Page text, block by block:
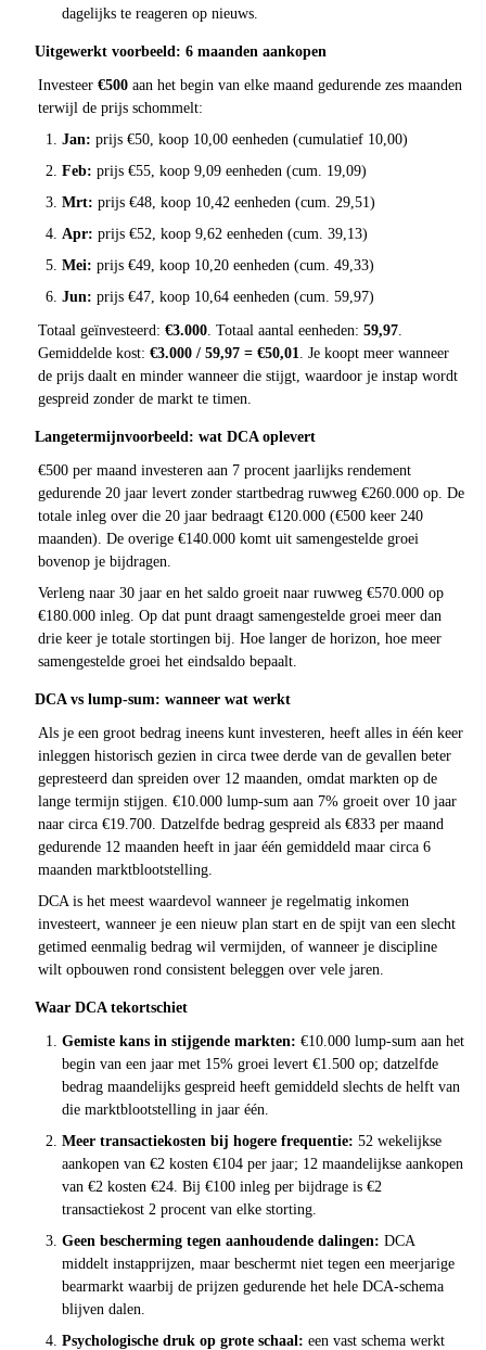
dagelijks te reageren op nieuws.
Uitgewerkt voorbeeld: 6 maanden aankopen
Investeer €500 aan het begin van elke maand gedurende zes maanden
terwijl de prijs schommelt:
Jan: prijs €50, koop 10,00 eenheden (cumulatief 10,00)
Feb: prijs €55, koop 9,09 eenheden (cum. 19,09)
Mrt: prijs €48, koop 10,42 eenheden (cum. 29,51)
Apr: prijs €52, koop 9,62 eenheden (cum. 39,13)
Mei: prijs €49, koop 10,20 eenheden (cum. 49,33)
Jun: prijs €47, koop 10,64 eenheden (cum. 59,97)
Totaal geïnvesteerd: €3.000 . Totaal aantal eenheden: 59,97
Gemiddelde kost: €3.000 / 59,97 = €50,01
. Je koopt meer wanneer
de prijs daalt en minder wanneer die stijgt, waardoor je instap wordt
gespreid zonder de markt te timen.
Langetermijnvoorbeeld: wat DCA oplevert
€500 per maand investeren aan 7 procent jaarlijks rendement
gedurende 20 jaar levert zonder startbedrag ruwweg €260.000 op. De
totale inleg over die 20 jaar bedraagt €120.000 (€500 keer 240
maanden). De overige €140.000 komt uit samengestelde groei
bovenop je bijdragen.
Verleng naar 30 jaar en het saldo groeit naar ruwweg €570.000 op
€180.000 inleg. Op dat punt draagt samengestelde groei meer dan
drie keer je totale stortingen bij. Hoe langer de horizon, hoe meer
samengestelde groei het eindsaldo bepaalt.
DCA vs lump-sum: wanneer wat werkt
Als je een groot bedrag ineens kunt investeren, heeft alles in één keer
inleggen historisch gezien in circa twee derde van de gevallen beter
gepresteerd dan spreiden over 12 maanden, omdat markten op de
lange termijn stijgen. €10.000 lump-sum aan 7% groeit over 10 jaar
naar circa €19.700. Datzelfde bedrag gespreid als €833 per maand
gedurende 12 maanden heeft in jaar één gemiddeld maar circa 6
maanden marktblootstelling.
DCA is het meest waardevol wanneer je regelmatig inkomen
investeert, wanneer je een nieuw plan start en de spijt van een slecht
getimed eenmalig bedrag wil vermijden, of wanneer je discipline
wilt opbouwen rond consistent beleggen over vele jaren.
Waar DCA tekortschiet
Gemiste kans in stijgende markten: €10.000 lump-sum aan het
begin van een jaar met 15% groei levert €1.500 op; datzelfde
bedrag maandelijks gespreid heeft gemiddeld slechts de helft van
die marktblootstelling in jaar één.
Meer transactiekosten bij hogere frequentie: 52 wekelijkse
aankopen van €2 kosten €104 per jaar; 12 maandelijkse aankopen
van €2 kosten €24. Bij €100 inleg per bijdrage is €2
transactiekost 2 procent van elke storting.
Geen bescherming tegen aanhoudende dalingen: DCA
middelt instapprijzen, maar beschermt niet tegen een meerjarige
bearmarkt waarbij de prijzen gedurende het hele DCA-schema
blijven dalen.
Psychologische druk op grote schaal: een vast schema werkt